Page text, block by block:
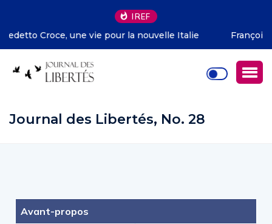
IREF
Italie
François Facchini – La rhétorique de
Deirdre McCloskey
Journal des Libertés, No. 28
Avant-propos